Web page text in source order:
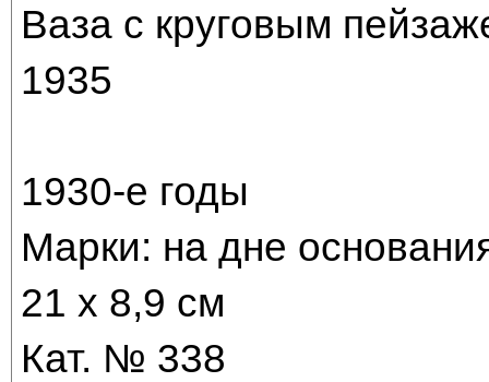
Ваза с круговым
1935
1930-е годы
Марки: на дне
21 x 8,9 см
Кат. № 338